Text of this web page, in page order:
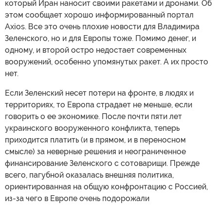
который Иран наносит своими ракетами и дронами. Об
этом сообщает хорошо информированный портал
Axios. Все это очень плохие новости для Владимира
Зеленского, но и для Европы тоже. Помимо денег, и
одному, и второй остро недостает современных
вооружений, особенно упомянутых ракет. А их просто
нет.
Если Зеленский несет потери на фронте, в людях и
территориях, то Европа страдает не меньше, если
говорить о ее экономике. После почти пяти лет
украинского вооруженного конфликта, теперь
приходится платить (и в прямом, и в переносном
смысле) за неверные решения и неограниченное
финансирование Зеленского с сотоварищи. Прежде
всего, пагубной оказалась внешняя политика,
ориентированная на общую конфронтацию с Россией,
из-за чего в Европе очень подорожали